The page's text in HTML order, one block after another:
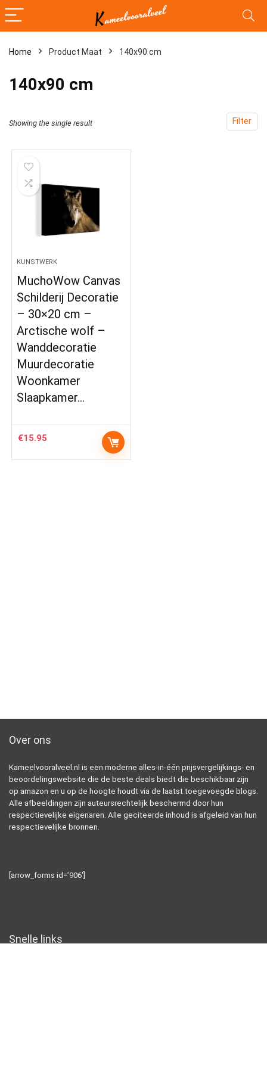
Home Product Maat 140x90 cm
140x90 cm
Filter
Showing the single result
KUNSTWERK
MuchoWow Canvas
Schilderij Decoratie
– 30×20 cm –
Arctische wolf –
Wanddecoratie
Muurdecoratie
Woonkamer
Slaapkamer…
€15.95
Over ons
Kameelvooralveel.nl is een moderne alles-in-één prijsvergelijkings- en
beoordelingswebsite die de beste deals biedt die beschikbaar zijn
op amazon en u op de hoogte houdt via de laatst toegevoegde blogs.
Alle afbeeldingen zijn auteursrechtelijk beschermd door hun
respectievelijke eigenaren. Alle geciteerde inhoud is afgeleid van hun
respectievelijke bronnen.
[arrow_forms id=’906′]
Snelle links